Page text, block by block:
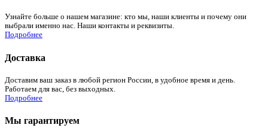
Узнайте больше о нашем магазине: кто мы, наши клиенты и почему они
выбрали именно нас. Наши контакты и реквизиты.
Подробнее
Доставка
Доставим ваш заказ в любой регион России, в удобное время и день.
Работаем для вас, без выходных.
Подробнее
Мы гарантируем